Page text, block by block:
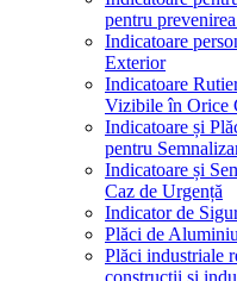
pentru
Indicatoare
Exterior
Indicatoare
Vizibile în Orice
Indicatoare și
pentru
Indicatoare și
Caz de Urgență
Indicator de
Plăci de
Plăci industriale
construcții și